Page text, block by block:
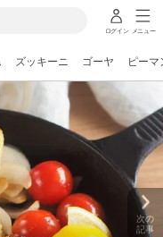
ログイン メニュー
ズッキーニ ゴーヤ ピーマ
次の
記事